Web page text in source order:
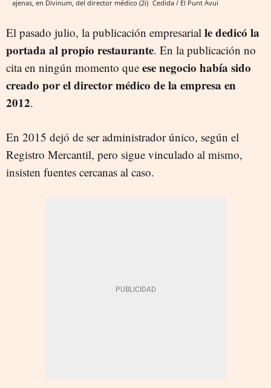
ajenas, en Divinum, del director médico (2i) Cedida / El Punt Avui
El pasado julio, la publicación empresarial le dedicó la
portada al propio restaurante. En la publicación no
cita en ningún momento que ese negocio había sido
creado por el director médico de la empresa en
2012.
En 2015 dejó de ser administrador único, según el
Registro Mercantil, pero sigue vinculado al mismo,
insisten fuentes cercanas al caso.